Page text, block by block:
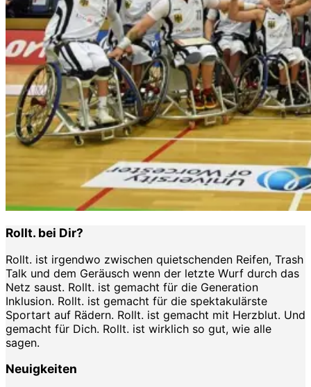
Rollt. bei Dir?
Rollt. ist irgendwo zwischen quietschenden Reifen, Trash
Talk und dem Geräusch wenn der letzte Wurf durch das
Netz saust. Rollt. ist gemacht für die Generation
Inklusion. Rollt. ist gemacht für die spektakulärste
Sportart auf Rädern. Rollt. ist gemacht mit Herzblut. Und
gemacht für Dich. Rollt. ist wirklich so gut, wie alle
sagen.
Neuigkeiten